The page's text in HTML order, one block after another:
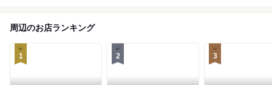
周辺のお店ランキング
1 2 3